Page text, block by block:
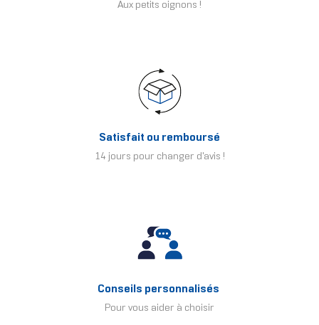
Aux petits oignons !
Satisfait ou remboursé
14 jours pour changer d'avis !
Conseils personnalisés
Pour vous aider à choisir